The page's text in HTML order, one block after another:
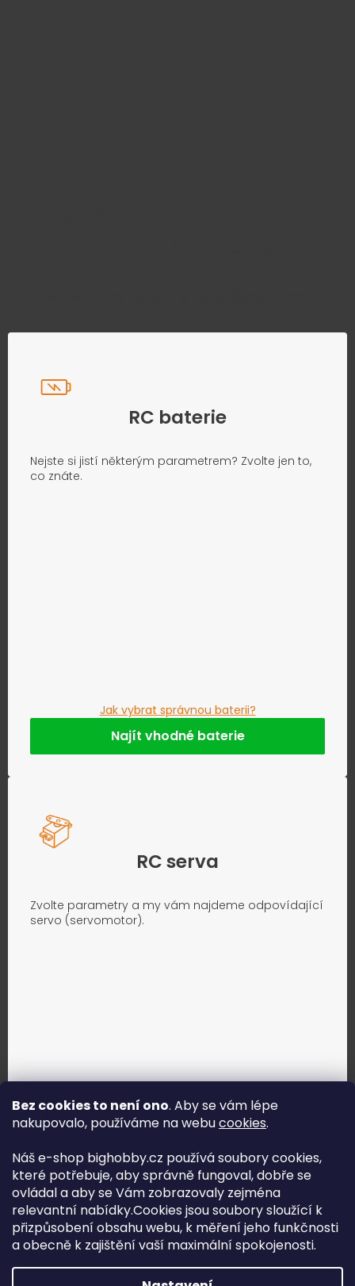
Bez cookies to není ono. Aby se vám lépe
nakupovalo, používáme na webucookies.
Náš e-shop bighobby.cz používá soubory cookies,
které potřebuje, aby správně fungoval, dobře se
ovládal a aby se Vám zobrazovaly zejména
relevantní nabídky.Cookies jsou soubory sloužící k
přizpůsobení obsahu webu, k měření jeho funkčnosti
a obecně k zajištění vaší maximální spokojenosti.
RC baterie
Nejste si jistí některým parametrem? Zvolte jen to,
co znáte.
Jak vybrat správnou baterii?
Najít vhodné baterie
RC serva
Zvolte parametry a my vám najdeme odpovídající
servo (servomotor).
Jak vybrat správné servo?
Najít správné servo
Copyright (c) 2016 -2026 Big hobby.cz - všechna práva